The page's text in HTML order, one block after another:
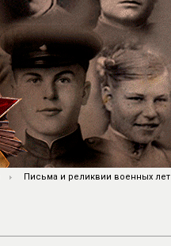
Письма и реликвии военных лет